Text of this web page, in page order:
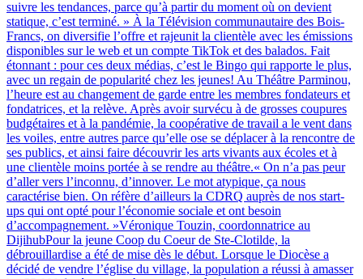
suivre les tendances, parce qu’à partir du moment où on devient
statique, c’est terminé. » À la Télévision communautaire des Bois-
Francs, on diversifie l’offre et rajeunit la clientèle avec les émissions
disponibles sur le web et un compte TikTok et des balados. Fait
étonnant : pour ces deux médias, c’est le Bingo qui rapporte le plus,
avec un regain de popularité chez les jeunes! Au Théâtre Parminou,
l’heure est au changement de garde entre les membres fondateurs et
fondatrices, et la relève. Après avoir survécu à de grosses coupures
budgétaires et à la pandémie, la coopérative de travail a le vent dans
les voiles, entre autres parce qu’elle ose se déplacer à la rencontre de
ses publics, et ainsi faire découvrir les arts vivants aux écoles et à
une clientèle moins portée à se rendre au théâtre.« On n’a pas peur
d’aller vers l’inconnu, d’innover. Le mot atypique, ça nous
caractérise bien. On réfère d’ailleurs la CDRQ auprès de nos start-
ups qui ont opté pour l’économie sociale et ont besoin
d’accompagnement. »Véronique Touzin, coordonnatrice au
DijihubPour la jeune Coop du Coeur de Ste-Clotilde, la
débrouillardise a été de mise dès le début. Lorsque le Diocèse a
décidé de vendre l’église du village, la population a réussi à amasser